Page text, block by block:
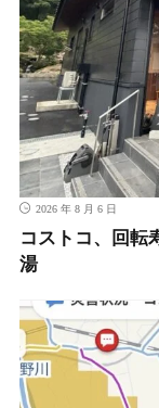
2026 年 8 月 6 日
コストコ、回転
湯